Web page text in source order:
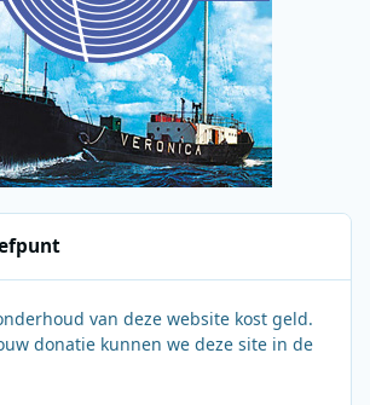
van deze website kost geld.
donatie kunnen we deze site in de